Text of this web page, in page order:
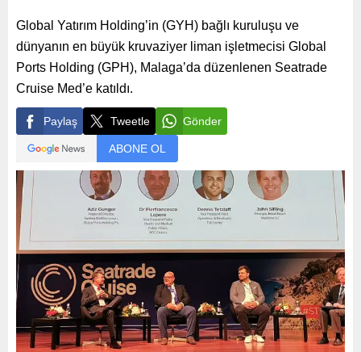
Global Yatırım Holding’in (GYH) bağlı kuruluşu ve
dünyanın en büyük kruvaziyer liman işletmecisi Global
Ports Holding (GPH), Malaga’da düzenlenen Seatrade
Cruise Med’e katıldı.
Paylaş Tweetle Gönder
ABONE OL